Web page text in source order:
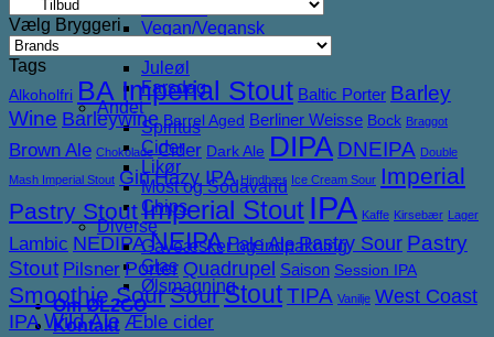
Vegan/Vegansk
Juleøl
Farsdag
Andet
Spiritus
Cider
Likør
Most og Sodavand
Chips
Diverse
Gaveæsker og indpakning
Glas
Ølsmagning
Om ØL2GO
Kontakt
Vælg Bryggeri
Tags
Alkoholfri BA Imperial Stout Baltic Porter Barley
Wine Barleywine Barrel Aged Berliner Weisse Bock Braggot
Brown Ale Chokolade Cider Dark Ale DIPA DNEIPA Double
Mash Imperial Stout GinHazy IPA Hindbær Ice Cream Sour Imperial
Pastry StoutImperial Stout IPA Kaffe Kirsebær Lager
Lambic NEDIPANEIPA Pale Ale Pastry Sour Pastry
Stout Pilsner Porter Quadrupel Saison Session IPA
Smoothie SourSourStoutTIPA Vanilje West Coast
IPAWild Ale Æble cider